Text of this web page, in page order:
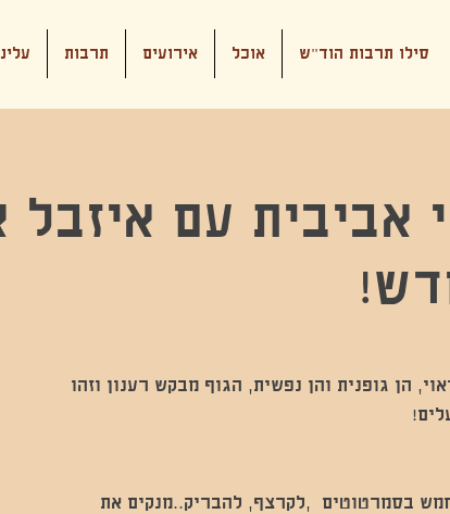
סילו תרבות הוד"ש אוכל אירועים תרבות
אביבית עם
הן גופנית והן נפשית, הגוף מבקש רענון וזהו
בסמרטוטים ,לקרצף, להבריק..מנקים את